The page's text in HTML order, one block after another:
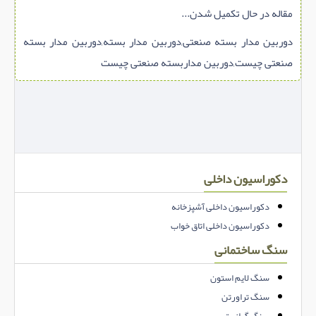
مقاله در حال تکمیل شدن...
دوربین مدار بسته صنعتی,دوربین مدار بسته,دوربین مدار بسته
صنعتی چیست,دوربین مداربسته صنعتی چیست
دکوراسیون داخلی
دکوراسیون داخلی آشپزخانه
دکوراسیون داخلی اتاق خواب
سنگ ساختمانی
سنگ لایم استون
سنگ تراورتن